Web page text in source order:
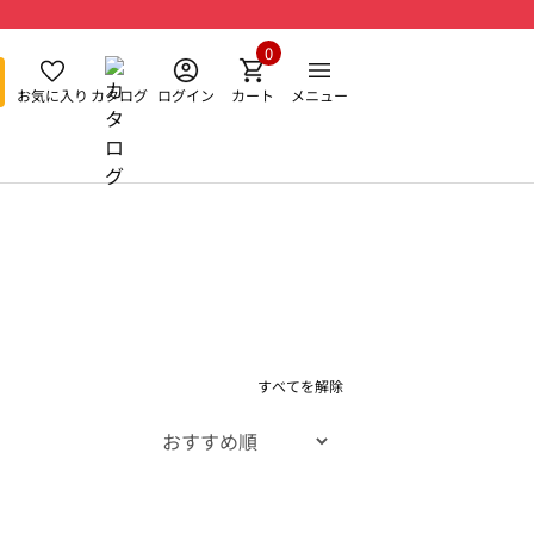
お気に入り カタログ ログイン カート
0
メニュー
すべてを解除